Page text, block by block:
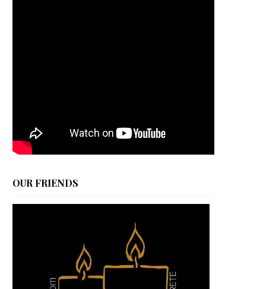
OUR FRIENDS